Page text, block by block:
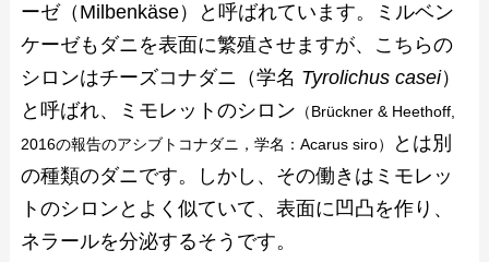
ーゼ（Milbenkäse）と呼ばれています。ミルベン
ケーゼもダニを表面に繁殖させますが、こちらの
シロンはチーズコナダニ（学名 Tyrolichus casei）
と呼ばれ、ミモレットのシロン （Brückner & Heethoff,
2016の報告のアシブトコナダニ，学名：Acarus siro）
とは別
の種類のダニです。しかし、その働きはミモレッ
トのシロンとよく似ていて、表面に凹凸を作り、
ネラールを分泌するそうです。